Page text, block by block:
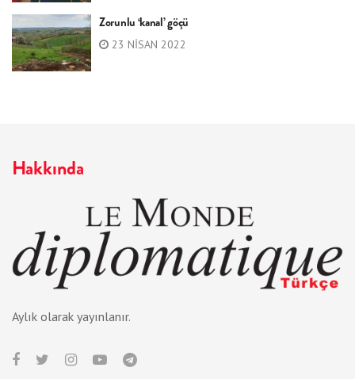
Zorunlu ‘kanal’ göçü
23 NISAN 2022
Hakkında
Aylık olarak yayınlanır.